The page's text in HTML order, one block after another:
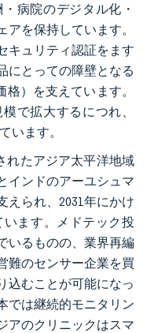
病院のデジタル化・
アを保持しています。
キュリティ認証をます
にとっての障壁となる
）を支えています。
で拡大するにつれ、
います。
れたアジア太平洋地域
インドのアーユシュマ
えられ、2031年にかけ
います。メドテック投
いるものの、業界再編
難のセンサー企業を買
込むことが可能になっ
では継続的モニタリン
アのクリニックはスマ